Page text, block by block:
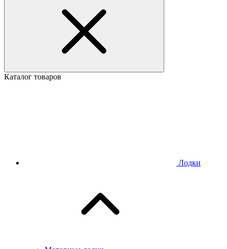
Каталог товаров
Лодки